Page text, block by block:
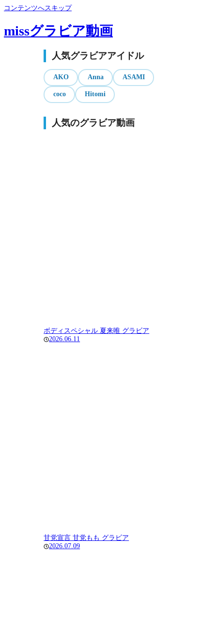
コンテンツへスキップ
missグラビア動画
人気グラビアアイドル
AKO Anna ASAMI
coco Hitomi
人気のグラビア動画
ボディスペシャル 夏来唯 グラビア
2026.06.11
甘党宣言 甘党もも グラビア
2026.07.09